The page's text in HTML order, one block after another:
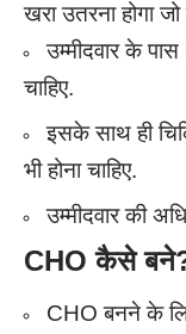
खरा उतरना होगा
उम्मीदवार के
चाहिए.
इसके साथ ही
भी होना चाहिए.
उम्मीदवार की
CHO कैसे बने
CHO बनने के